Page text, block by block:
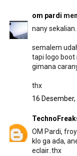
om pardi
nany sekalian..
semalem
tapi logo boot
gimana
thx
16 Desember,
OM Pardi,
klo ga ada,
eclair..thx